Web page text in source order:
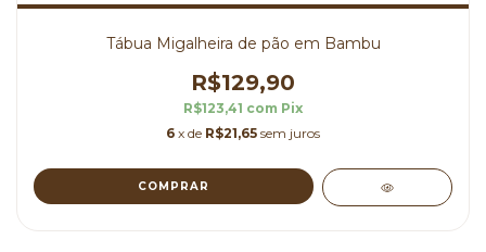
Tábua Migalheira de pão em Bambu
R$129,90
R$123,41 com Pix
6 x de R$21,65 sem juros